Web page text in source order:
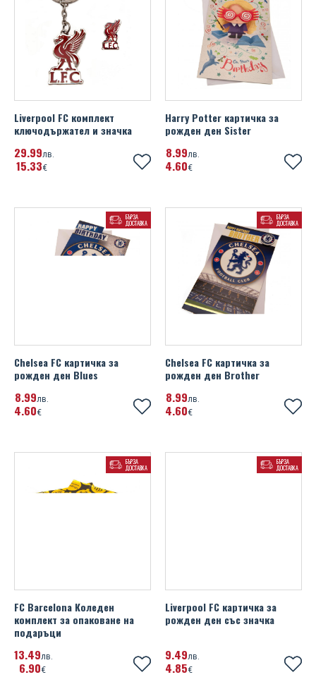
Liverpool FC комплект
ключодържател и значка
29 99лв.
15 33€
Harry Potter картичка за
рожден ден Sister
8 99лв.
4 60€
БЪРЗА
ДОСТАВКА
Chelsea FC картичка за
рожден ден Blues
8 99лв.
4 60€
БЪРЗА
ДОСТАВКА
Chelsea FC картичка за
рожден ден Brother
8 99лв.
4 60€
БЪРЗА
ДОСТАВКА
FC Barcelona Коледен
комплект за опаковане на
подаръци
13 49лв.
6 90€
БЪРЗА
ДОСТАВКА
Liverpool FC картичка за
рожден ден със значка
9 49лв.
4 85€